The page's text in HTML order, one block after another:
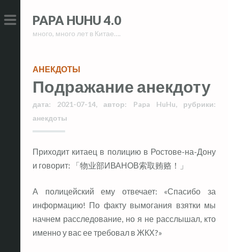
to
PRIMARY
to
PAPA HUHU 4.0
много, много лет в Китае….
АНЕКДОТЫ
Подражание анекдоту
дата: 2021-07-14, автор: Papa HuHu,рубрики:
анекдоты
Приходит китаец в полицию в Ростове-на-Дону
и говорит: 「物业部ИВАНОВ索取贿赂！」
А полицейский ему отвечает: «Спасибо за
информацию! По факту вымогания взятки мы
начнем расследование, но я не расслышал, кто
именно у вас ее требовал в ЖКХ?»